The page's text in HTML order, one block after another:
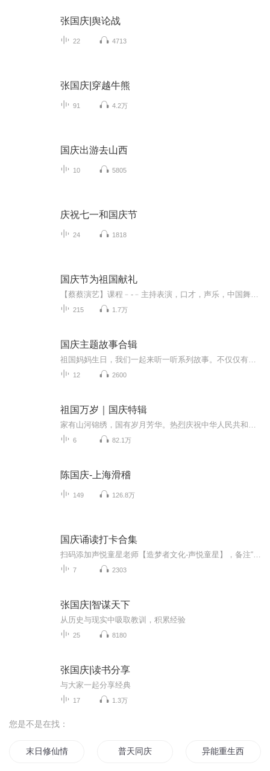
张国庆|舆论战
22 4713
张国庆|穿越牛熊
91 4.2万
国庆出游去山西
10 5805
庆祝七一和国庆节
24 1818
国庆节为祖国献礼
215 1.7万
国庆主题故事合辑
12 2600
祖国万岁｜国庆特辑
6 82.1万
陈国庆-上海滑稽
149 126.8万
国庆诵读打卡合集
7 2303
张国庆|智谋天下
从历史与现实中吸取教训，积累经验
25 8180
张国庆|读书分享
与大家一起分享经典
17 1.3万
您是不是在找：
末日修仙情报员 普天同庆 异能重生西门庆